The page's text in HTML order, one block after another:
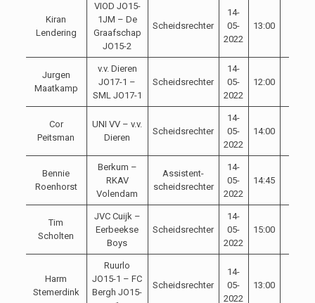
Kiran
Lendering
VIOD JO15-
1JM – De
Graafschap
JO15-2
Scheidsrechter
14-
05-
2022
13:00
Jurgen
Maatkamp
v.v. Dieren
JO17-1 –
SML JO17-1
Scheidsrechter
14-
05-
2022
12:00
Cor
Peitsman
UNI VV – v.v.
Dieren
Scheidsrechter
14-
05-
2022
14:00
Bennie
Roenhorst
Berkum –
RKAV
Volendam
Assistent-
scheidsrechter
14-
05-
2022
14:45
Tim
Scholten
JVC Cuijk –
Eerbeekse
Boys
Scheidsrechter
14-
05-
2022
15:00
Harm
Stemerdink
Ruurlo
JO15-1 – FC
Bergh JO15-
Scheidsrechter
14-
05-
2022
13:00